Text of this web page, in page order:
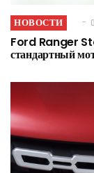
НОВОСТИ
Ford Ranger
стандартный